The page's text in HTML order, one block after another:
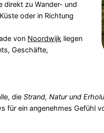
direkt zu Wander- und
oder in Richtung
von Noordwijk liegen
Geschäfte,
die Strand, Natur und
für ein angenehmes Gefühl